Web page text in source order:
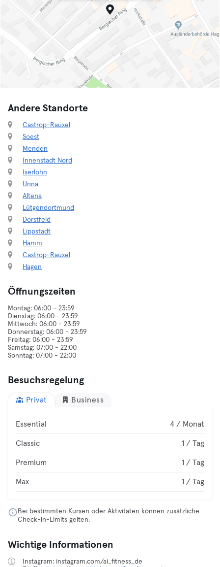
Andere Standorte
Castrop-Rauxel
Soest
Menden
Innenstadt Nord
Iserlohn
Unna
Altena
Lütgendortmund
Dorstfeld
Lippstadt
Hamm
Castrop-Rauxel
Hagen
Öffnungszeiten
Montag: 06:00 - 23:59
Dienstag: 06:00 - 23:59
Mittwoch: 06:00 - 23:59
Donnerstag: 06:00 - 23:59
Freitag: 06:00 - 23:59
Samstag: 07:00 - 22:00
Besuchsregelung
Privat Business
Essential 4 / Monat
Classic 1 / Tag
Premium 1 / Tag
Max 1 / Tag
Bei bestimmten Kursen oder Aktivitäten können zusätzliche
Check-in-Limits gelten.
Wichtige Informationen
Instagram: instagram.com/ai_fitness_de